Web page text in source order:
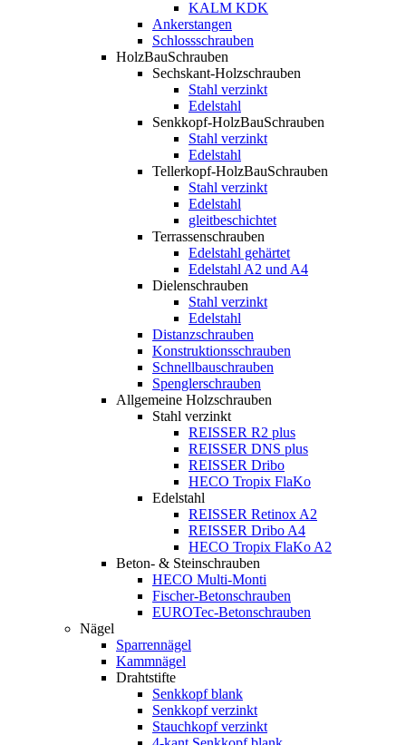
KALM KDK
Ankerstangen
Schlossschrauben
HolzBauSchrauben
Sechskant-Holzschrauben
Stahl verzinkt
Edelstahl
Senkkopf-HolzBauSchrauben
Stahl verzinkt
Edelstahl
Tellerkopf-HolzBauSchrauben
Stahl verzinkt
Edelstahl
gleitbeschichtet
Terrassenschrauben
Edelstahl gehärtet
Edelstahl A2 und A4
Dielenschrauben
Stahl verzinkt
Edelstahl
Distanzschrauben
Konstruktionsschrauben
Schnellbauschrauben
Spenglerschrauben
Allgemeine Holzschrauben
Stahl verzinkt
REISSER R2 plus
REISSER DNS plus
REISSER Dribo
HECO Tropix FlaKo
Edelstahl
REISSER Retinox A2
REISSER Dribo A4
HECO Tropix FlaKo A2
Beton- & Steinschrauben
HECO Multi-Monti
Fischer-Betonschrauben
EUROTec-Betonschrauben
Nägel
Sparrennägel
Kammnägel
Drahtstifte
Senkkopf blank
Senkkopf verzinkt
Stauchkopf verzinkt